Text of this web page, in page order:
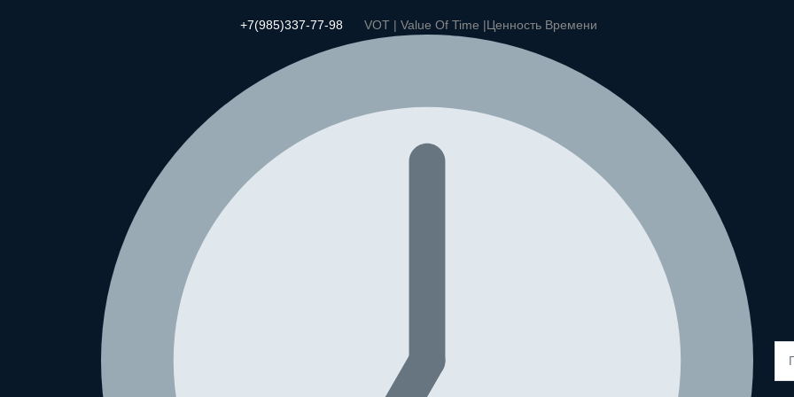
+7(985)337-77-98 VOT | Value Of Time |Ценность Времени